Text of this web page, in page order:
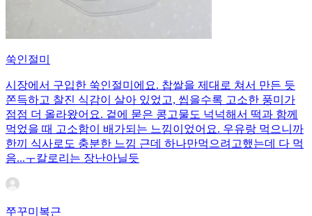
쑥인절미
시장에서 구입한 쑥인절미에요. 찹쌀을 제대로 쳐서 만든 듯
쫀득하고 찰진 식감이 살아 있었고, 씹을수록 고소한 풍미가
점점 더 올라왔어요. 겉에 묻은 콩고물도 넉넉해서 떡과 함께
먹었을 때 고소함이 배가되는 느낌이었어요. 우유랑 먹으니까
한끼 식사로도 충분한 느낌 근데 하나만먹으려고했는데 다 먹
음...ㅜ칼로리는 장난아닐듯
쭈꾸미복근